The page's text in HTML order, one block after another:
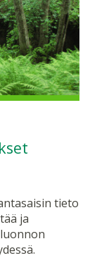
tieto
ja